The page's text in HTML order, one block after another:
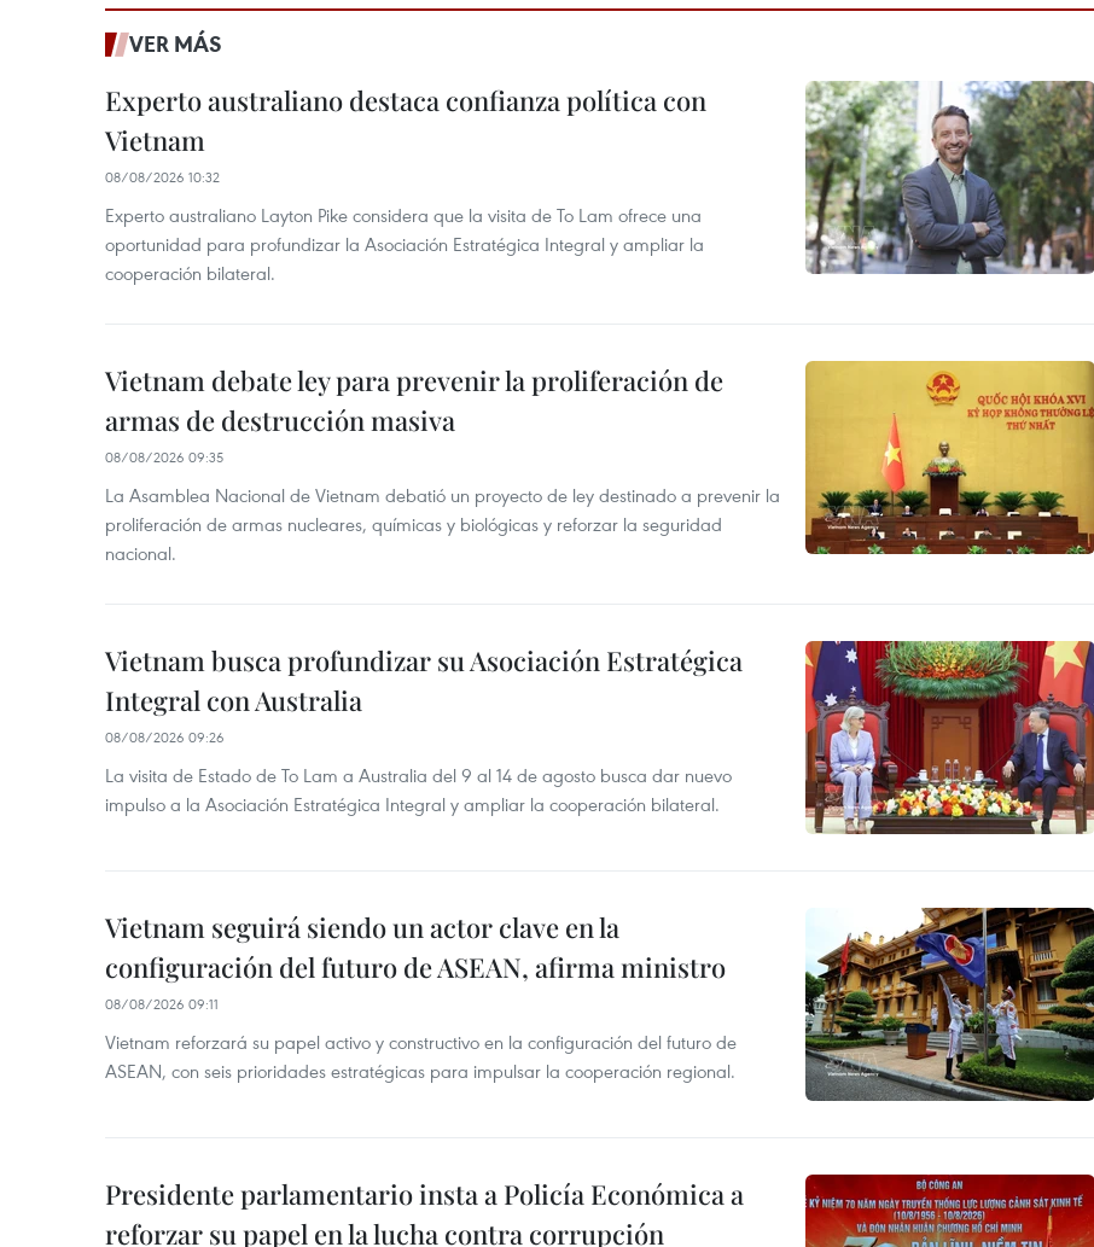
VER MÁS
Experto australiano destaca confianza política con
Vietnam
08/08/2026 10:32
Experto australiano Layton Pike considera que la visita de To Lam ofrece una
oportunidad para profundizar la Asociación Estratégica Integral y ampliar la
cooperación bilateral.
Vietnam debate ley para prevenir la proliferación de
armas de destrucción masiva
08/08/2026 09:35
La Asamblea Nacional de Vietnam debatió un proyecto de ley destinado a prevenir la
proliferación de armas nucleares, químicas y biológicas y reforzar la seguridad
nacional.
Vietnam busca profundizar su Asociación Estratégica
Integral con Australia
08/08/2026 09:26
La visita de Estado de To Lam a Australia del 9 al 14 de agosto busca dar nuevo
impulso a la Asociación Estratégica Integral y ampliar la cooperación bilateral.
Vietnam seguirá siendo un actor clave en la
configuración del futuro de ASEAN, afirma ministro
08/08/2026 09:11
Vietnam reforzará su papel activo y constructivo en la configuración del futuro de
ASEAN, con seis prioridades estratégicas para impulsar la cooperación regional.
Presidente parlamentario insta a Policía Económica a
reforzar su papel en la lucha contra corrupción